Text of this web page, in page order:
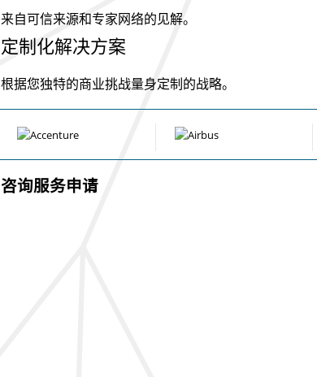
来自可信来源和专家网络的见解。
定制化解决方案
根据您独特的商业挑战量身定制的战略。
咨询服务申请